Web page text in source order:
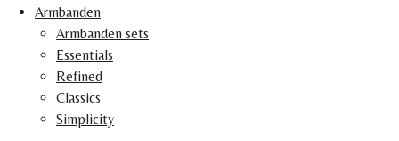
Armbanden
Armbanden sets
Essentials
Refined
Classics
Simplicity